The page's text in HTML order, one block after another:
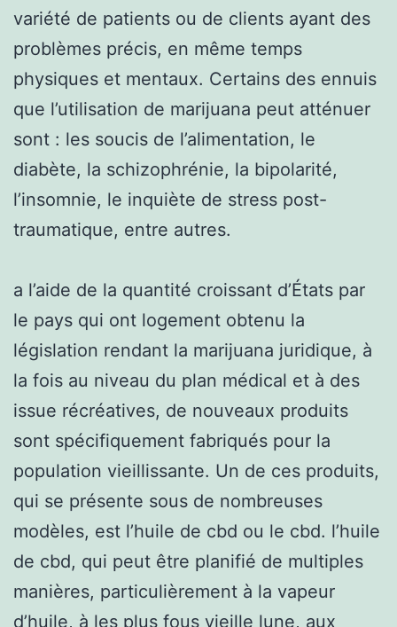
variété de patients ou de clients ayant des
problèmes précis, en même temps
physiques et mentaux. Certains des ennuis
que l’utilisation de marijuana peut atténuer
sont : les soucis de l’alimentation, le
diabète, la schizophrénie, la bipolarité,
l’insomnie, le inquiète de stress post-
traumatique, entre autres.
a l’aide de la quantité croissant d’États par
le pays qui ont logement obtenu la
législation rendant la marijuana juridique, à
la fois au niveau du plan médical et à des
issue récréatives, de nouveaux produits
sont spécifiquement fabriqués pour la
population vieillissante. Un de ces produits,
qui se présente sous de nombreuses
modèles, est l’huile de cbd ou le cbd. l’huile
de cbd, qui peut être planifié de multiples
manières, particulièrement à la vapeur
d’huile, à les plus fous vieille lune, aux